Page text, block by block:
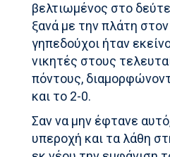
βελτιωμένος στο
ξανά με την πλάτη
γηπεδούχοι ήταν
νικητές στους
πόντους,
και το 2-0.
Σαν να μην έφτανε
υπεροχή και τα λάθη